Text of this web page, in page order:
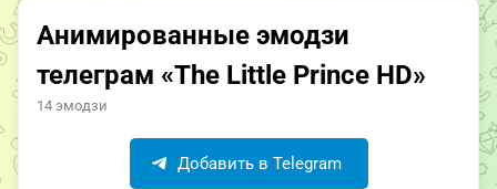
Анимированные эмодзи
телеграм «The Little Prince HD»
14 эмодзи
Добавить в Telegram